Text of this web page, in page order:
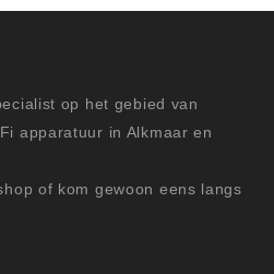
op het gebied van
apparatuur in Alkmaar en
of kom gewoon eens langs